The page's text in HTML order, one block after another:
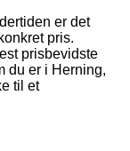
er det
pris.
prisbevidste
du er i Herning,
til et